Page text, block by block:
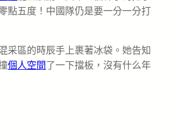
點五度！中國隊仍是要一分一分打
采區的時辰手上裹著冰袋。她告知
個人空間了一下擋板，沒有什么年